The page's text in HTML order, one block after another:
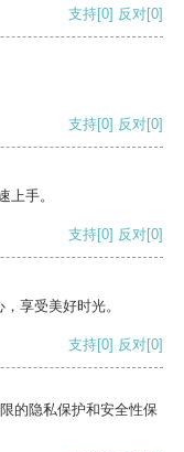
支持[0] 反对[0]
支持[0] 反对[0]
上手。
支持[0] 反对[0]
享受美好时光。
支持[0] 反对[0]
的隐私保护和安全性保